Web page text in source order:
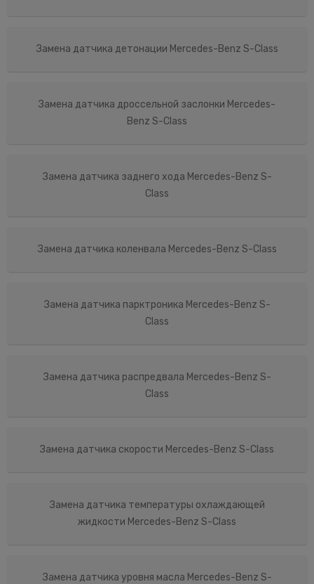
Замена датчика детонации Mercedes-Benz S-Class
Замена датчика дроссельной заслонки Mercedes-
Benz S-Class
Замена датчика заднего хода Mercedes-Benz S-
Class
Замена датчика коленвала Mercedes-Benz S-Class
Замена датчика парктроника Mercedes-Benz S-
Class
Замена датчика распредвала Mercedes-Benz S-
Class
Замена датчика скорости Mercedes-Benz S-Class
Замена датчика температуры охлаждающей
жидкости Mercedes-Benz S-Class
Замена датчика уровня масла Mercedes-Benz S-